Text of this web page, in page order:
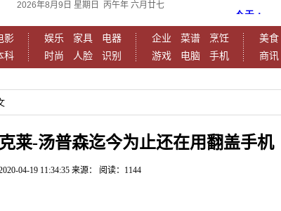
2026年8月9日 星期日 丙午年 六月廿七
影
科
娱乐 家具
电器
时尚
人脸 识别
企业 菜谱
烹饪
游戏
电脑 手机
美食
商讯
莱-汤普森迄今为止还在用翻盖手机
04-19 11:34:35 来源： 阅读：1144